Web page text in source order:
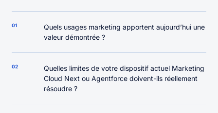
01
Quels usages marketing apportent aujourd’hui une
valeur démontrée ?
02
Quelles limites de votre dispositif actuel Marketing
Cloud Next ou Agentforce doivent-ils réellement
résoudre ?